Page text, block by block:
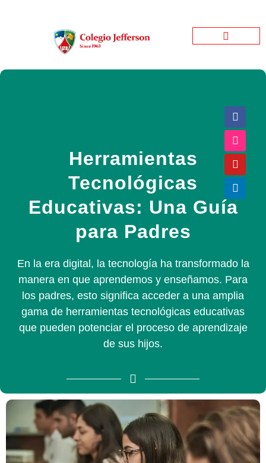
Herramientas
Tecnológicas
Educativas: Una Guía
para Padres
En la era digital, la tecnología ha transformado la
manera en que aprendemos y enseñamos. Para
los padres, esto significa acceder a una amplia
gama de herramientas tecnológicas educativas
que pueden potenciar el proceso de aprendizaje
de sus hijos.